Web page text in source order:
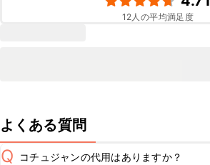
12人の平均満足度
よくある質問
Q コチュジャンの代用はありますか？